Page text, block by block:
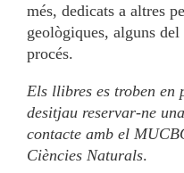
més, dedicats a altres
geològiques, alguns
procés.
Els llibres es troben en
desitjau reservar-ne
contacte amb el
Ciències Naturals.